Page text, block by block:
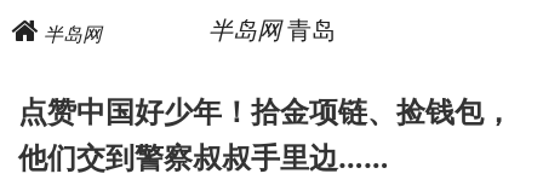
半岛网 半岛网青岛
点赞中国好少年！拾金项链、捡钱包，
他们交到警察叔叔手里边……